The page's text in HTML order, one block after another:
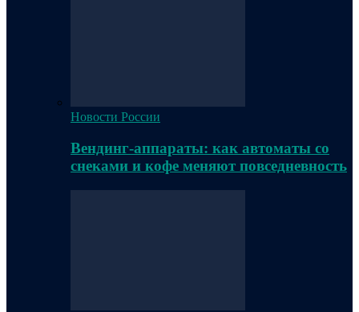
Новости России
Вендинг-аппараты: как автоматы со
снеками и кофе меняют повседневность